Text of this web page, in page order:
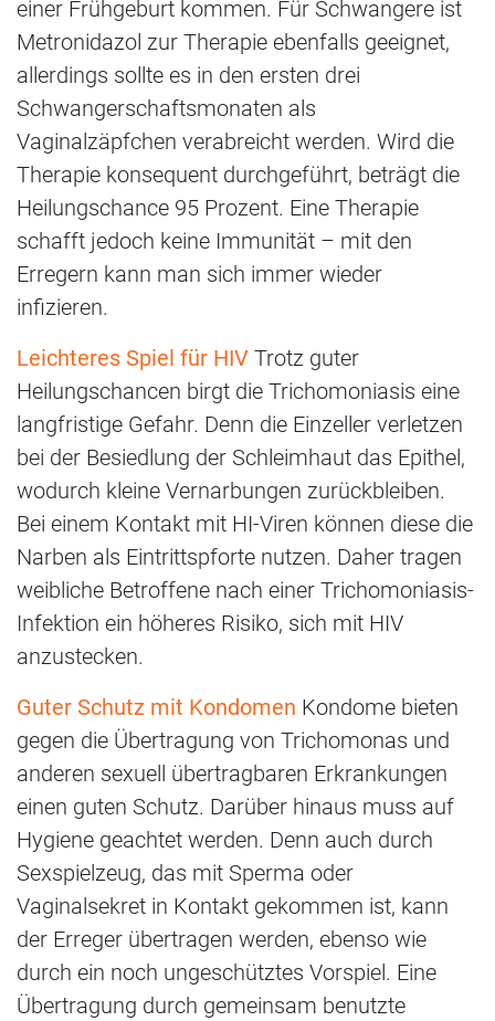
einer Frühgeburt kommen. Für Schwangere ist
Metronidazol zur Therapie ebenfalls geeignet,
allerdings sollte es in den ersten drei
Schwangerschaftsmonaten als
Vaginalzäpfchen verabreicht werden. Wird die
Therapie konsequent durchgeführt, beträgt die
Heilungschance 95 Prozent. Eine Therapie
schafft jedoch keine Immunität – mit den
Erregern kann man sich immer wieder
infizieren.
Leichteres Spiel für HIV Trotz guter
Heilungschancen birgt die Trichomoniasis eine
langfristige Gefahr. Denn die Einzeller verletzen
bei der Besiedlung der Schleimhaut das Epithel,
wodurch kleine Vernarbungen zurückbleiben.
Bei einem Kontakt mit HI-Viren können diese die
Narben als Eintrittspforte nutzen. Daher tragen
weibliche Betroffene nach einer Trichomoniasis-
Infektion ein höheres Risiko, sich mit HIV
anzustecken.
Guter Schutz mit Kondomen Kondome bieten
gegen die Übertragung von Trichomonas und
anderen sexuell übertragbaren Erkrankungen
einen guten Schutz. Darüber hinaus muss auf
Hygiene geachtet werden. Denn auch durch
Sexspielzeug, das mit Sperma oder
Vaginalsekret in Kontakt gekommen ist, kann
der Erreger übertragen werden, ebenso wie
durch ein noch ungeschütztes Vorspiel. Eine
Übertragung durch gemeinsam benutzte